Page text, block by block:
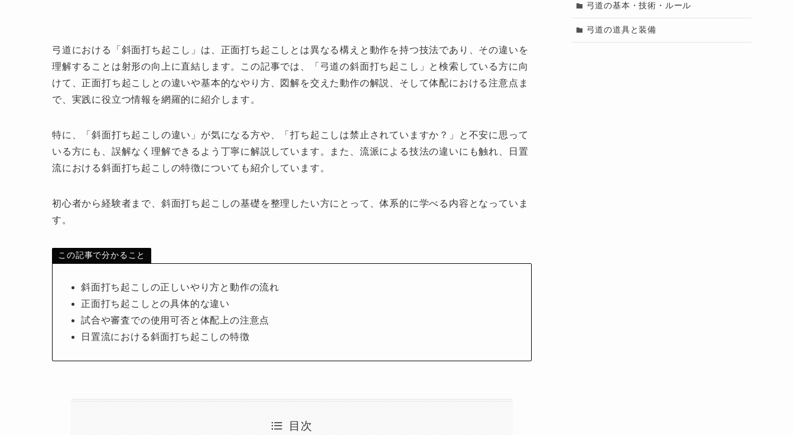
弓道における「斜面打ち起こし」は、正面打ち起こしとは異なる構えと動作を持つ技法であり、その違いを
理解することは射形の向上に直結します。この記事では、「弓道の斜面打ち起こし」と検索している方に向
けて、正面打ち起こしとの違いや基本的なやり方、図解を交えた動作の解説、そして体配における注意点ま
で、実践に役立つ情報を網羅的に紹介します。
特に、「斜面打ち起こしの違い」が気になる方や、「打ち起こしは禁止されていますか？」と不安に思って
いる方にも、誤解なく理解できるよう丁寧に解説しています。また、流派による技法の違いにも触れ、日置
流における斜面打ち起こしの特徴についても紹介しています。
初心者から経験者まで、斜面打ち起こしの基礎を整理したい方にとって、体系的に学べる内容となっていま
す。
この記事で分かること
斜面打ち起こしの正しいやり方と動作の流れ
正面打ち起こしとの具体的な違い
試合や審査での使用可否と体配上の注意点
日置流における斜面打ち起こしの特徴
目次
弓道の基本・技術・ルール
弓道の道具と装備